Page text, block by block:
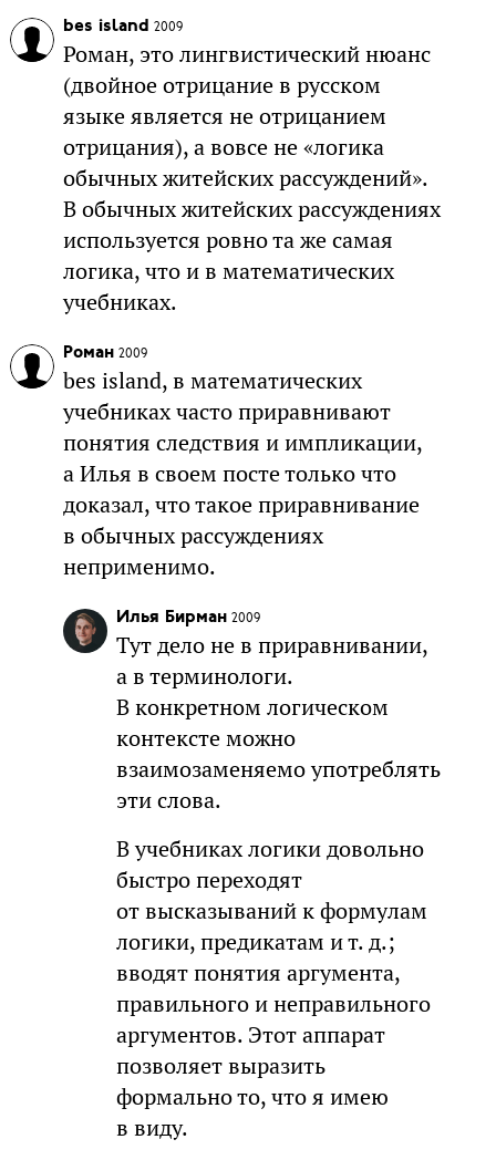
bes island 2009
Роман, это лингвистический нюанс
(двойное отрицание в русском
языке является не отрицанием
отрицания), а вовсе не «логика
обычных житейских рассуждений».
В обычных житейских рассуждениях
используется ровно та же самая
логика, что и в математических
учебниках.
Роман 2009
bes island, в математических
учебниках часто приравнивают
понятия следствия и импликации,
а Илья в своем посте только что
доказал, что такое приравнивание
в обычных рассуждениях
неприменимо.
Илья Бирман 2009
Тут дело не в приравнивании,
а в терминологи.
В конкретном логическом
контексте можно
взаимозаменяемо употреблять
эти слова.
В учебниках логики довольно
быстро переходят
от высказываний к формулам
логики, предикатам и т. д.;
вводят понятия аргумента,
правильного и неправильного
аргументов. Этот аппарат
позволяет выразить
формально то, что я имею
в виду.